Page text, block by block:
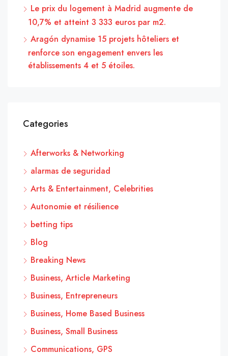
Le prix du logement à Madrid augmente de
10,7% et atteint 3 333 euros par m2.
Aragón dynamise 15 projets hôteliers et
renforce son engagement envers les
établissements 4 et 5 étoiles.
Categories
Afterworks & Networking
alarmas de seguridad
Arts & Entertainment, Celebrities
Autonomie et résilience
betting tips
Blog
Breaking News
Business, Article Marketing
Business, Entrepreneurs
Business, Home Based Business
Business, Small Business
Communications, GPS